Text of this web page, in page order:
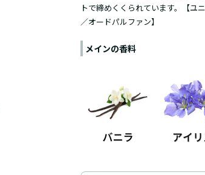
トで締めくくられています。【ユ
／オードパルファン】
メインの香料